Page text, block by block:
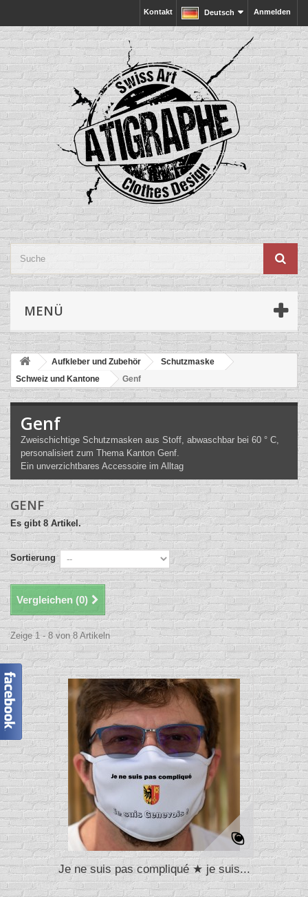
Anmelden
Deutsch
Kontakt
MENÜ
Aufkleber und Zubehör
Schutzmaske
Schweiz und Kantone
Genf
Genf
Zweischichtige Schutzmasken aus Stoff, abwaschbar bei 60 ° C,
personalisiert zum Thema Kanton Genf.
Ein unverzichtbares Accessoire im Alltag
GENF
Es gibt 8 Artikel.
Sortierung
Vergleichen (0)
Zeige 1 - 8 von 8 Artikeln
Je ne suis pas compliqué ★ je suis...